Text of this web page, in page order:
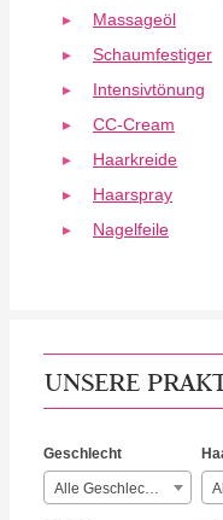
Massageöl
Schaumfestiger
Intensivtönung
CC-Cream
Haarkreide
Haarspray
Nagelfeile
UNSERE
Geschlecht
Alle Geschlechter